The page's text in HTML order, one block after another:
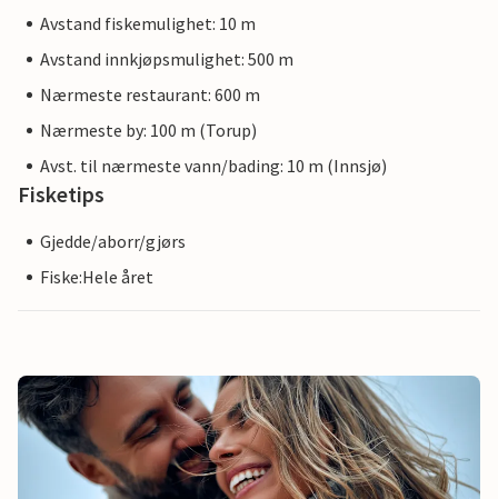
Avstand fiskemulighet: 10 m
Avstand innkjøpsmulighet: 500 m
Nærmeste restaurant: 600 m
Nærmeste by: 100 m (Torup)
Avst. til nærmeste vann/bading: 10 m (Innsjø)
Fisketips
Gjedde/aborr/gjørs
Fiske:Hele året